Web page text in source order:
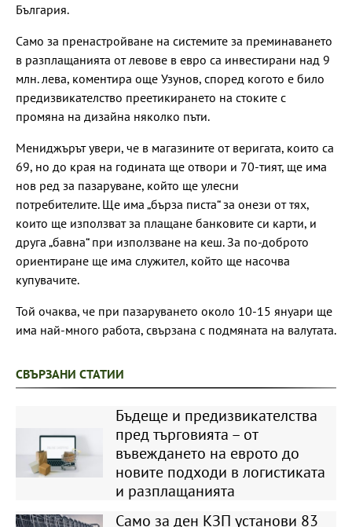
България.
Само за пренастройване на системите за преминаването
в разплащанията от левове в евро са инвестирани над 9
млн. лева, коментира още Узунов, според когото е било
предизвикателство преетикирането на стоките с
промяна на дизайна няколко пъти.
Мениджърът увери, че в магазините от веригата, които са
69, но до края на годината ще отвори и 70-тият, ще има
нов ред за пазаруване, който ще улесни
потребителите. Ще има „бърза писта“ за онези от тях,
които ще използват за плащане банковите си карти, и
друга „бавна“ при използване на кеш. За по-доброто
ориентиране ще има служител, който ще насочва
купувачите.
Той очаква, че при пазаруването около 10-15 януари ще
има най-много работа, свързана с подмяната на валутата.
СВЪРЗАНИ СТАТИИ
Бъдеще и предизвикателства
пред търговията – от
въвеждането на еврото до
новите подходи в логистиката
и разплащанията
Само за ден КЗП установи 83